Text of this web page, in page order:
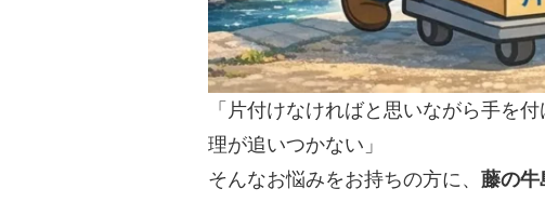
「片付けなければと思いながら手を
理が追いつかない」
そんなお悩みをお持ちの方に、 藤の牛